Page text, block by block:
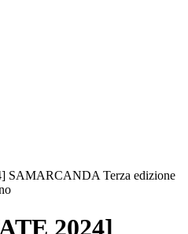
SAMARCANDA Terza edizione
2024]